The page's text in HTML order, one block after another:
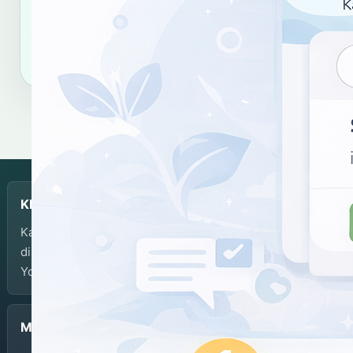
KBJI
Kamus Bahasa Jawa-Indonesia dikembangkan dan
dikelola oleh Balai Bahasa Provinsi Daerah Istimewa
Yogyakarta.
Menu